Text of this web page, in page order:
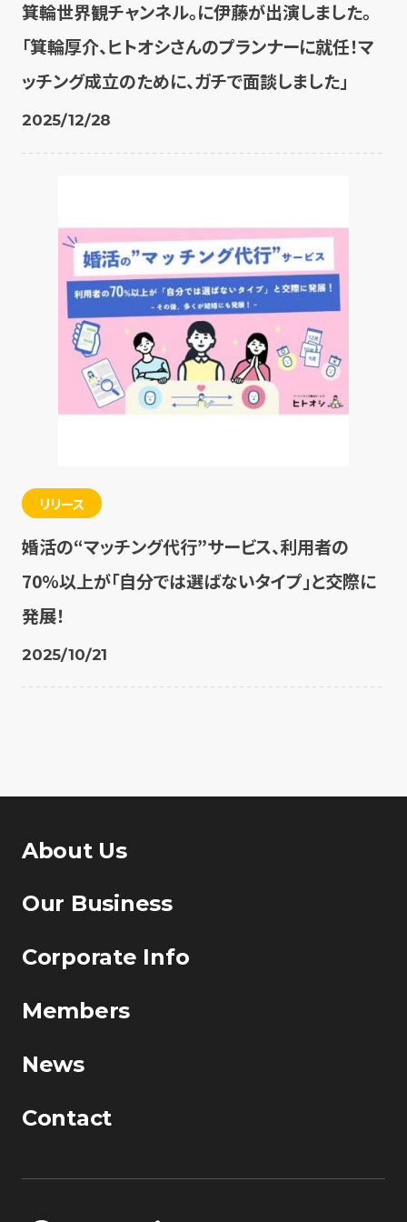
箕輪世界観チャンネル。に伊藤が出演しました。
「箕輪厚介、ヒトオシさんのプランナーに就任！マ
ッチング成立のために、ガチで面談しました」
2025/12/28
リリース
婚活の“マッチング代行”サービス、利用者の
70%以上が「自分では選ばないタイプ」と交際に
発展！
2025/10/21
About Us
Our Business
Corporate Info
Members
News
Contact